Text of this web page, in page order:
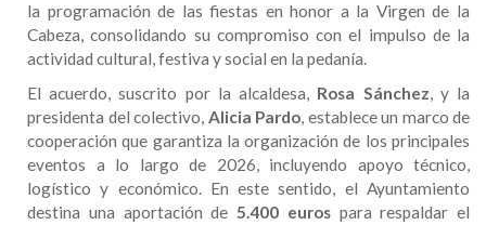
la programación de las fiestas en honor a la Virgen de la
Cabeza, consolidando su compromiso con el impulso de la
actividad cultural, festiva y social en la pedanía.
El acuerdo, suscrito por la alcaldesa, Rosa Sánchez, y la
presidenta del colectivo, Alicia Pardo, establece un marco de
cooperación que garantiza la organización de los principales
eventos a lo largo de 2026, incluyendo apoyo técnico,
logístico y económico. En este sentido, el Ayuntamiento
destina una aportación de 5.400 eurospara respaldar el